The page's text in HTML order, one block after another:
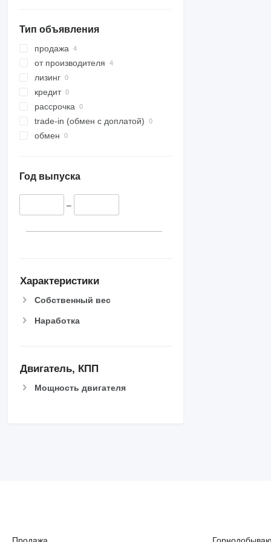
Тип объявления
продажа
от производителя
лизинг
кредит
рассрочка
trade-in (обмен с доплатой)
обмен
Год выпуска
–
Характеристики
Собственный вес
Наработка
Двигатель, КПП
Мощность двигателя